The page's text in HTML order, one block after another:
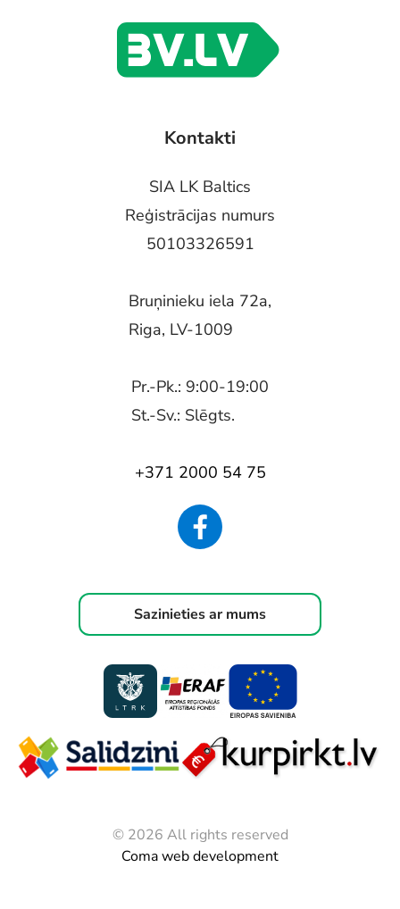
Kontakti
SIA LK Baltics
Reģistrācijas numurs
50103326591
Bruņinieku iela 72a,
Riga, LV-1009
Pr.-Pk.: 9:00-19:00
St.-Sv.: Slēgts.
+371 2000 54 75
Sazinieties ar mums
© 2026 All rights reserved
Coma web development